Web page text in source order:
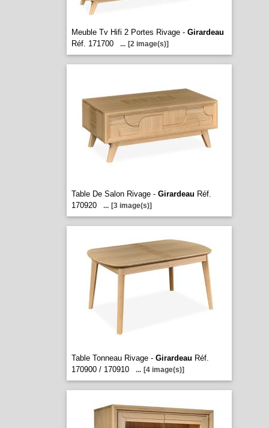
Meuble Tv Hifi 2 Portes Rivage - Girardeau
Réf. 171700
... [2 image(s)]
Table De Salon Rivage - Girardeau Réf.
170920
... [3 image(s)]
Table Tonneau Rivage - Girardeau Réf.
170900 / 170910
... [4 image(s)]